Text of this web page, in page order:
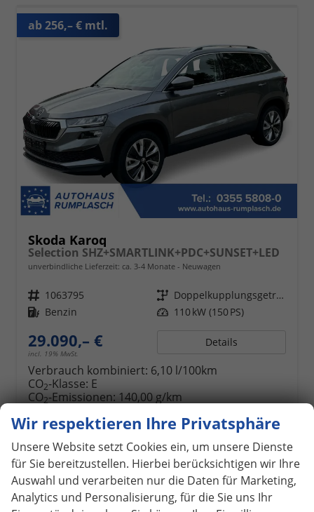
ab 256,– € mtl.
Skoda Karoq
Selection SHZ+SMARTLINK+PDC+SUNSET+LED
unverbindliche Lieferzeit: ca. 3-4 Monate Neuwagen
Fahrzeugnr. 1063795 Getriebe
Doppelkupplungsgetriebe (DSG)
Kraftstoff Benzin Leistung 110 kW (150 PS)
29.090,– €
incl. 19% MwSt.
Details
Verbrauch kombiniert: 6,10 l/100km
CO2-Klasse: E
CO2-Emissionen:140,00 g/km
ab 260,– € mtl.
Wir respektieren Ihre Privatsphäre
Unsere Website setzt Cookies ein, um unsere Dienste
für Sie bereitzustellen. Hierbei berücksichtigen wir Ihre
Auswahl und verarbeiten nur die Daten für Marketing,
Analytics und Personalisierung, für die Sie uns Ihr